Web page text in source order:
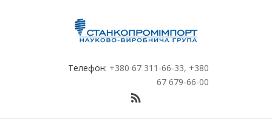
Телефон: +380 67 311-66-33, +380
67 679-66-00